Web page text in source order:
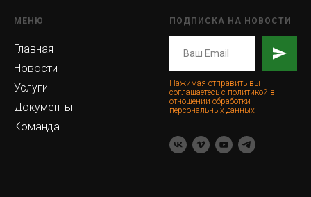
МЕНЮ
Главная
Новости
Услуги
Документы
Команда
ПОДПИСКА НА НОВОСТИ
Нажимая отправить вы
соглашаетесь с политикой в
отношении обработки
персональных данных